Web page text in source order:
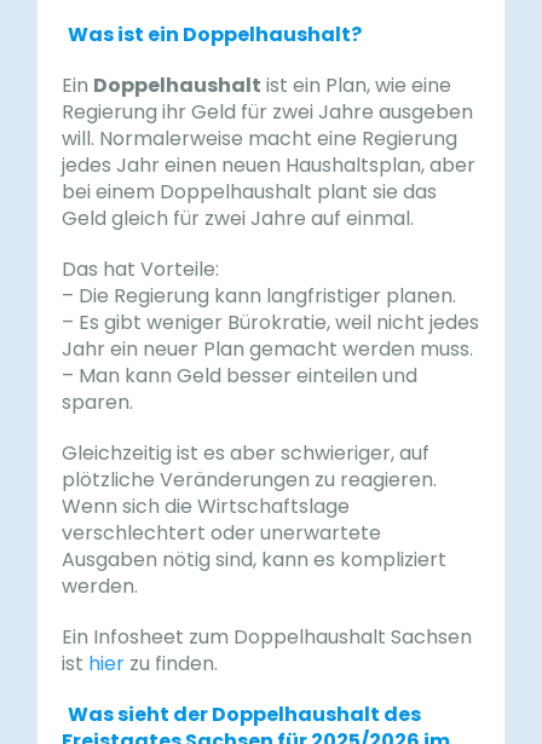
Was ist ein Doppelhaushalt?
Ein Doppelhaushalt ist ein Plan, wie eine
Regierung ihr Geld für zwei Jahre ausgeben
will. Normalerweise macht eine Regierung
jedes Jahr einen neuen Haushaltsplan, aber
bei einem Doppelhaushalt plant sie das
Geld gleich für zwei Jahre auf einmal.
Das hat Vorteile:
– Die Regierung kann langfristiger planen.
– Es gibt weniger Bürokratie, weil nicht jedes
Jahr ein neuer Plan gemacht werden muss.
– Man kann Geld besser einteilen und
sparen.
Gleichzeitig ist es aber schwieriger, auf
plötzliche Veränderungen zu reagieren.
Wenn sich die Wirtschaftslage
verschlechtert oder unerwartete
Ausgaben nötig sind, kann es kompliziert
werden.
Ein Infosheet zum Doppelhaushalt Sachsen
ist hier zu finden.
Was sieht der Doppelhaushalt des